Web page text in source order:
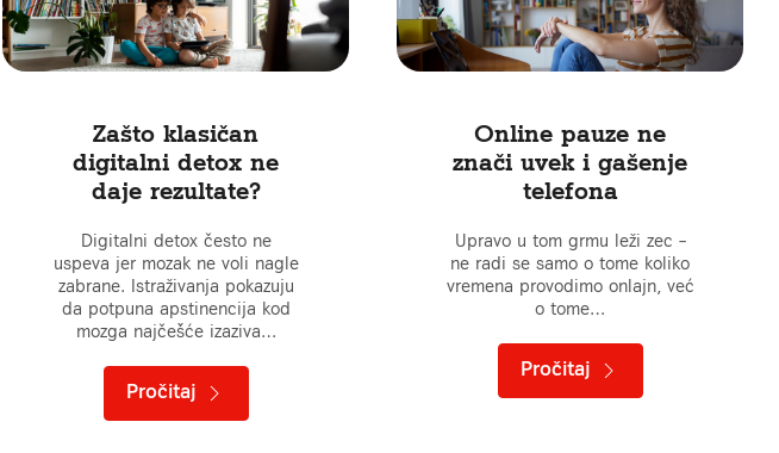
Zašto klasičan
digitalni detox ne
daje rezultate?
Digitalni detox često ne
uspeva jer mozak ne voli nagle
zabrane. Istraživanja pokazuju
da potpuna apstinencija kod
mozga najčešće izaziva…
Pročitaj
Online pauze ne
znači uvek i gašenje
telefona
Upravo u tom grmu leži zec –
ne radi se samo o tome koliko
vremena provodimo onlajn, već
o tome…
Pročitaj